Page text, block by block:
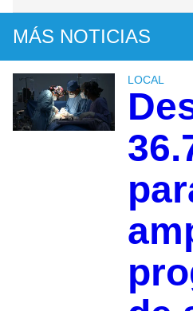
MÁS NOTICIAS
LOCAL